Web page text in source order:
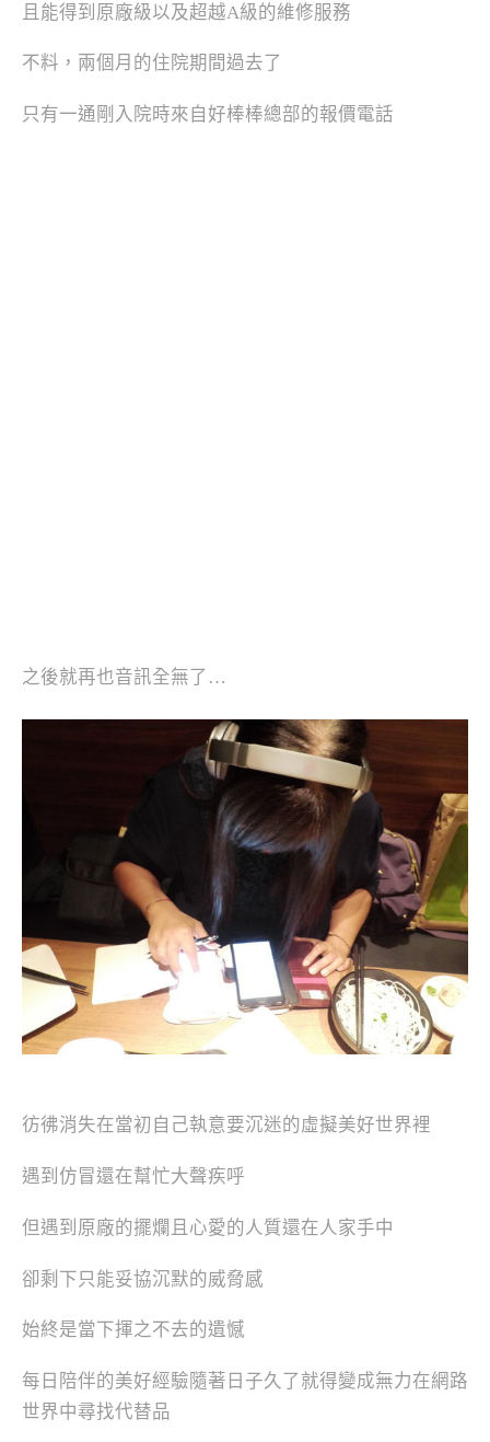
且能得到原廠級以及超越A級的維修服務
不料，兩個月的住院期間過去了
只有一通剛入院時來自好棒棒總部的報價電話
之後就再也音訊全無了…
彷彿消失在當初自己執意要沉迷的虛擬美好世界裡
遇到仿冒還在幫忙大聲疾呼
但遇到原廠的擺爛且心愛的人質還在人家手中
卻剩下只能妥協沉默的威脅感
始終是當下揮之不去的遺憾
每日陪伴的美好經驗隨著日子久了就得變成無力在網路
世界中尋找代替品